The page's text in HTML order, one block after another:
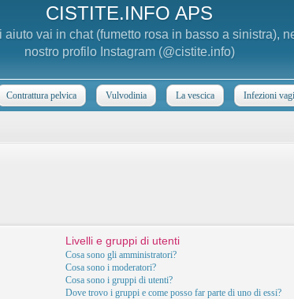
CISTITE.INFO APS
vai in chat (fumetto rosa in basso a sinistra),
nostro profilo Instagram (@cistite.info)
Contrattura pelvica Vulvodinia La vescica Infezioni
Livelli e gruppi di utenti
Cosa sono gli amministratori?
Cosa sono i moderatori?
Cosa sono i gruppi di utenti?
Dove trovo i gruppi e come posso far parte di uno di essi?